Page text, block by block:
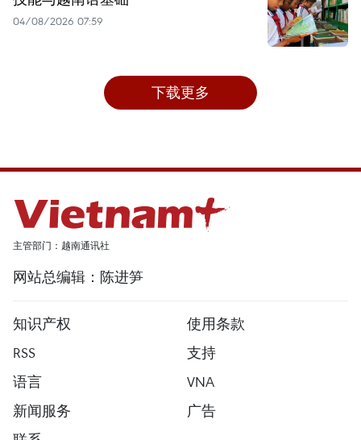
04/08/2026 07:59
下载更多
主管部门：越南通讯社
网站总编辑：陈进笋
知识产权
使用条款
RSS
支持
语言
VNA
新闻服务
广告